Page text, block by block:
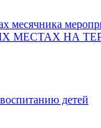
МЕСТАХ НА
детей